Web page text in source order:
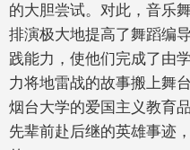
的大胆尝试。对此，音乐
排演极大地提高了舞蹈编
践能力，使他们完成了由
力将地雷战的故事搬上舞
烟台大学的爱国主义教育
先辈前赴后继的英雄事迹